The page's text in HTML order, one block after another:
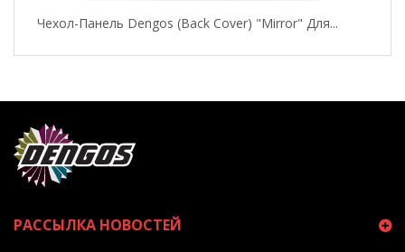
Чехол-Панель Dengos (Back Cover) "Mirror" Для...
РАССЫЛКА НОВОСТЕЙ